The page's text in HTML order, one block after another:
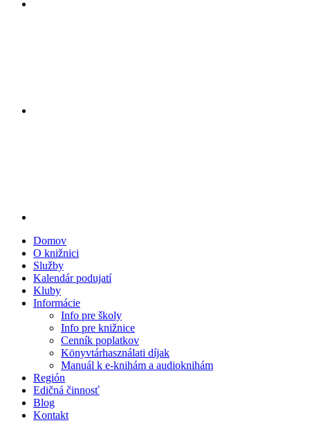
Domov
O knižnici
Služby
Kalendár podujatí
Kluby
Informácie
Info pre školy
Info pre knižnice
Cenník poplatkov
Könyvtárhasználati díjak
Manuál k e-knihám a audioknihám
Región
Edičná činnosť
Blog
Kontakt